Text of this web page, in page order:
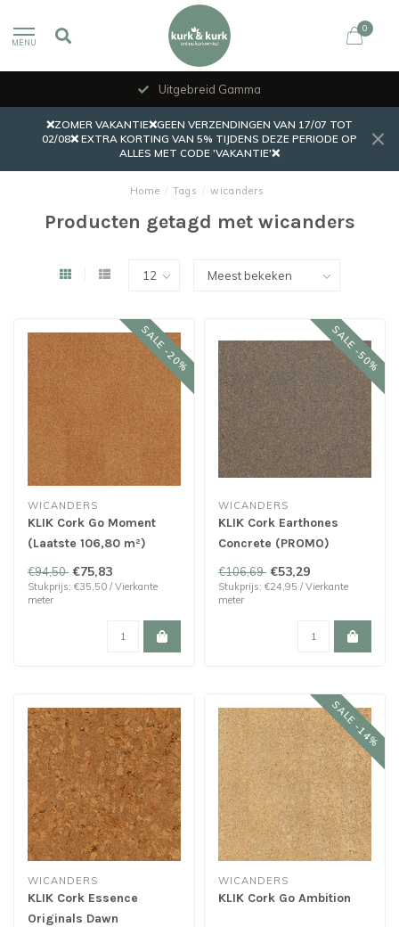
MENU
0
Uitgebreid Gamma
❌ZOMER VAKANTIE❌GEEN VERZENDINGEN VAN 17/07 TOT
02/08❌ EXTRA KORTING VAN 5% TIJDENS DEZE PERIODE OP
ALLES MET CODE 'VAKANTIE'❌
Home / Tags / wicanders
Producten getagd met wicanders
SALE -20%
WICANDERS
KLIK Cork Go Moment
(Laatste 106,80 m²)
€94,50 €75,83
Stukprijs: €35,50 / Vierkante
meter
SALE -50%
WICANDERS
KLIK Cork Earthones
Concrete (PROMO)
€106,69 €53,29
Stukprijs: €24,95 / Vierkante
meter
WICANDERS
KLIK Cork Essence
Originals Dawn
SALE -14%
WICANDERS
KLIK Cork Go Ambition